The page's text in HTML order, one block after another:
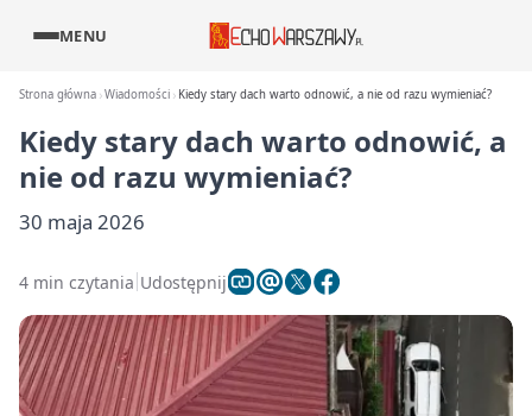
MENU
Strona główna Wiadomości Kiedy stary dach warto odnowić, a nie od razu wymieniać?
Kiedy stary dach warto odnowić, a
nie od razu wymieniać?
30 maja 2026
4 min czytania Udostępnij